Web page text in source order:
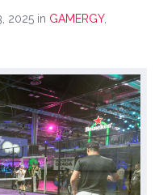
2025 in GAMERGY,